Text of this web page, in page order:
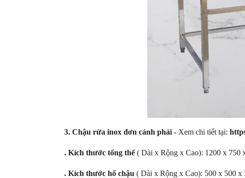
3. Chậu rửa inox đơn cánh phải - Xem chi tiết tại:
. Kích thước tổng thể( Dài x Rộng x Cao): 1200 x 750
. Kích thước hố chậu ( Dài x Rộng x Cao): 500 x 500 x